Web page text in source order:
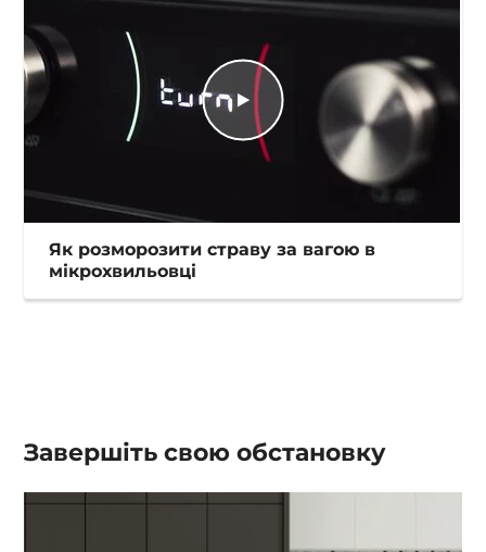
Як розморозити страву за вагою в
мікрохвильовці
Завершіть свою обстановку